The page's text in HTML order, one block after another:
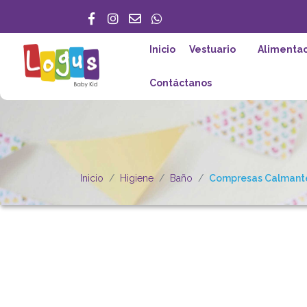
Inicio Vestuario
Contáctanos
Inicio Higiene Baño Compresas